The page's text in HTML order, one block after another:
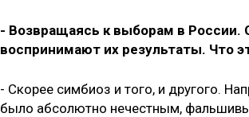
- Возвращаясь к выборам в России.
воспринимают их результаты. Что
- Скорее симбиоз и того, и другого.
было абсолютно нечестным,